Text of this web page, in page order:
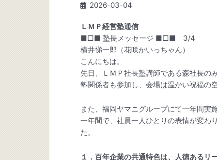
2026-03-04
ＬＭＰ経営塾通信
■□■ 塾長メッセージ ■□■ 3/4
横井悌一郎（花咲かいっちゃん）
こんにちは。
先日、ＬＭＰ社長塾講師である森社長の
塾関係者も参加し、会場は温かい祝福の
また、福岡ヤマニグループにて一年間実
一年間で、社員一人ひとりの表情が変わ
た。
１．百年企業の共通特色は、人徳あるリ